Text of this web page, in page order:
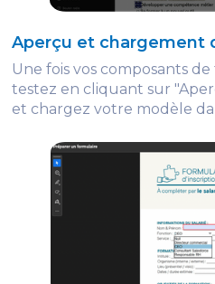
Aperçu et chargement
Une fois vos composants
testez en cliquant sur
et chargez votre modèle